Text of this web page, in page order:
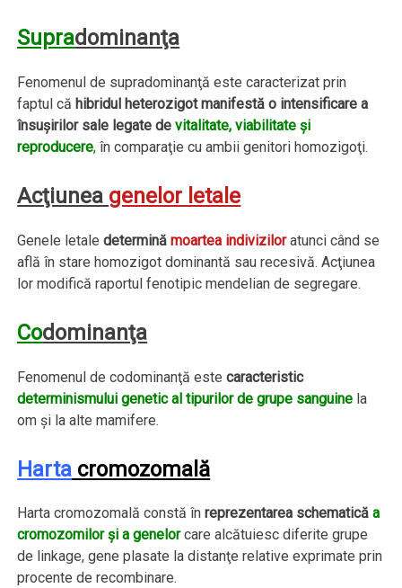
Supradominanţa
Fenomenul de supradominanţă este caracterizat prin
faptul că hibridul heterozigot manifestă o intensificare a
însuşirilor sale legate devitalitate, viabilitate şi
reproducere, în comparaţie cu ambii genitori homozigoţi.
Acţiunea genelor letale
Genele letaledeterminămoartea indiviziloratunci când se
află în stare homozigot dominantă sau recesivă. Acţiunea
lor modifică raportul fenotipic mendelian de segregare.
Codominanţa
Fenomenul de codominanţă este caracteristic
determinismului genetic al tipurilor de grupe sanguine la
om şi la alte mamifere.
Harta cromozomală
Harta cromozomală constă înreprezentarea schematicăa
cromozomilor şi a genelorcare alcătuiesc diferite grupe
de linkage, gene plasate la distanţe relative exprimate prin
procente de recombinare.